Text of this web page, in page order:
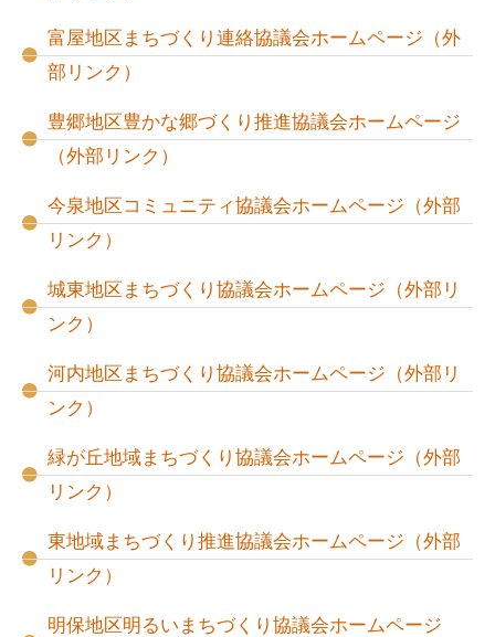
富屋地区まちづくり連絡協議会ホームページ（外
部リンク）
豊郷地区豊かな郷づくり推進協議会ホームページ
（外部リンク）
今泉地区コミュニティ協議会ホームページ（外部
リンク）
城東地区まちづくり協議会ホームページ（外部リ
ンク）
河内地区まちづくり協議会ホームページ（外部リ
ンク）
緑が丘地域まちづくり協議会ホームページ（外部
リンク）
東地域まちづくり推進協議会ホームページ（外部
リンク）
明保地区明るいまちづくり協議会ホームページ